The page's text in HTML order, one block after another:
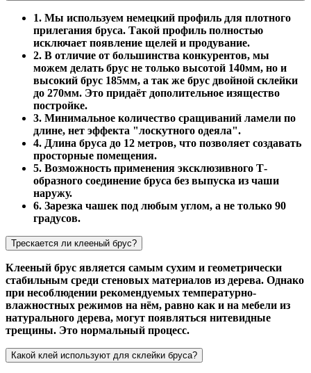
1. Мы используем немецкий профиль для плотного
прилегания бруса. Такой профиль полностью
исключает появление щелей и продувание.
2. В отличие от большинства конкурентов, мы
можем делать брус не только высотой 140мм, но и
высокий брус 185мм, а так же брус двойной склейки
до 270мм. Это придаёт дополительное изящество
постройке.
3. Минимальное количество сращиваний ламели по
длине, нет эффекта "лоскутного одеяла".
4. Длина бруса до 12 метров, что позволяет создавать
просторные помещения.
5. Возможность применения эксклюзивного Т-
образного соединение бруса без выпуска из чаши
наружу.
6. Зарезка чашек под любым углом, а не только 90
градусов.
Трескается ли клееный брус?
Клееный брус является самым сухим и геометрически
стабильным среди стеновых материалов из дерева. Однако
при несоблюдении рекомендуемых температурно-
влажностных режимов на нём, равно как и на мебели из
натурального дерева, могут появляться нитевидные
трещины. Это нормальный процесс.
Какой клей используют для склейки бруса?